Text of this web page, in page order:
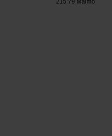
215 79 Malmö